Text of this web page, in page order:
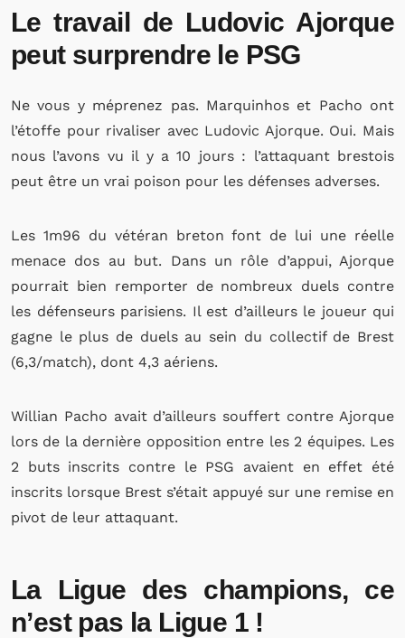
Le travail de Ludovic Ajorque
peut surprendre le PSG
Ne vous y méprenez pas. Marquinhos et Pacho ont
l’étoffe pour rivaliser avec Ludovic Ajorque. Oui. Mais
nous l’avons vu il y a 10 jours : l’attaquant brestois
peut être un vrai poison pour les défenses adverses.
Les 1m96 du vétéran breton font de lui une réelle
menace dos au but. Dans un rôle d’appui, Ajorque
pourrait bien remporter de nombreux duels contre
les défenseurs parisiens. Il est d’ailleurs le joueur qui
gagne le plus de duels au sein du collectif de Brest
(6,3/match), dont 4,3 aériens.
Willian Pacho avait d’ailleurs souffert contre Ajorque
lors de la dernière opposition entre les 2 équipes. Les
2 buts inscrits contre le PSG avaient en effet été
inscrits lorsque Brest s’était appuyé sur une remise en
pivot de leur attaquant.
La Ligue des champions, ce
n’est pas la Ligue 1 !